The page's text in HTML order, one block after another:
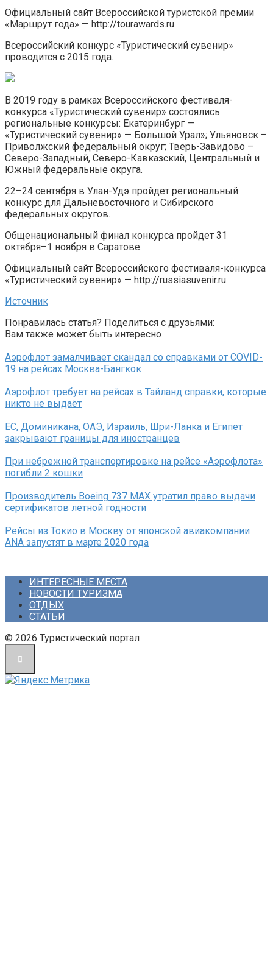
Официальный сайт Всероссийской туристской премии
«Маршрут года» — http://tourawards.ru.
Всероссийский конкурс «Туристический сувенир»
проводится с 2015 года.
В 2019 году в рамках Всероссийского фестиваля-
конкурса «Туристический сувенир» состоялись
региональные конкурсы: Екатеринбург —
«Туристический сувенир» — Большой Урал»; Ульяновск –
Приволжский федеральный округ; Тверь-Завидово –
Северо-Западный, Северо-Кавказский, Центральный и
Южный федеральные округа.
22–24 сентября в Улан-Удэ пройдет региональный
конкурс для Дальневосточного и Сибирского
федеральных округов.
Общенациональный финал конкурса пройдет 31
октября–1 ноября в Саратове.
Официальный сайт Всероссийского фестиваля-конкурса
«Туристический сувенир» — http://russiasuvenir.ru.
Источник
Понравилась статья? Поделиться с друзьями:
Вам также может быть интересно
Аэрофлот замалчивает скандал со справками от COVID-
19 на рейсах Москва-Бангкок
Аэрофлот требует на рейсах в Тайланд справки, которые
никто не выдаёт
ЕС, Доминикана, ОАЭ, Израиль, Шри-Ланка и Египет
закрывают границы для иностранцев
При небрежной транспортировке на рейсе «Аэрофлота»
погибли 2 кошки
Производитель Boeing 737 MAX утратил право выдачи
сертификатов летной годности
Рейсы из Токио в Москву от японской авиакомпании
ANA запустят в марте 2020 года
ИНТЕРЕСНЫЕ МЕСТА
НОВОСТИ ТУРИЗМА
ОТДЫХ
СТАТЬИ
© 2026 Туристический портал